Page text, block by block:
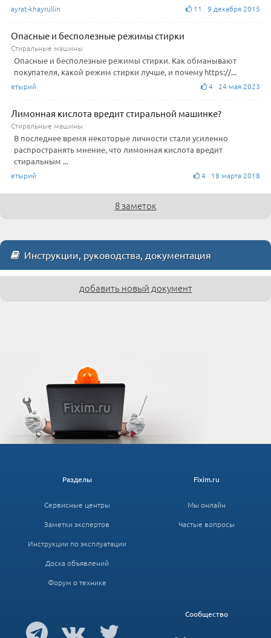
ayrat-khayrullin 11 9 декабря 2015
Опасные и бесполезные режимы стирки
Стиральные машины
Опасные и бесполезные режимы стирки. Как обманывают
покупателя, какой режим стирки лучше, и почему https://...
етырий 4 24 мая 2023
Лимонная кислота вредит стиральной машинке?
Стиральные машины
В последнее время некоторые личности стали усиленно
распространять мнение, что лимонная кислота вредит
стиральным ...
етырий 4 18 марта 2018
8 заметок
Инструкции, руководства, документация
добавить новый документ
Fixim.ru
Мы онлайн
Частые вопросы
Разделы
Сервисные центры
Заметки экспертов
Инструкции по эксплуатации
Доска объявлений
Форум о технике
Сообщество